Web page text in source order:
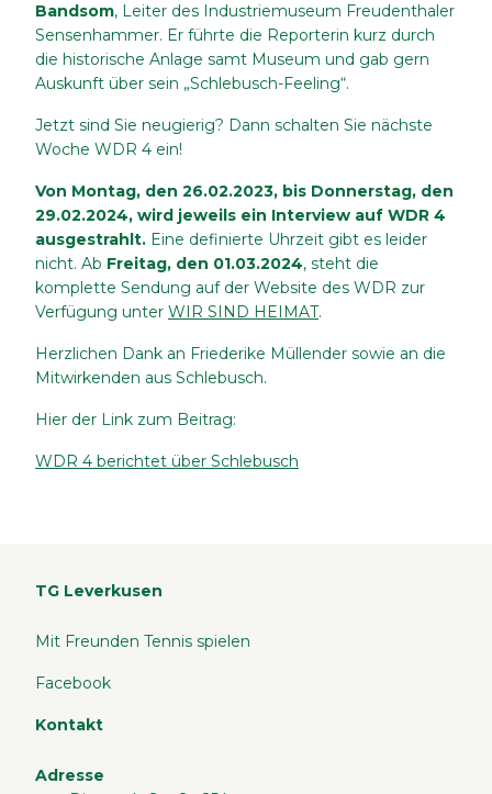
Bandsom, Leiter des Industriemuseum Freudenthaler
Sensenhammer. Er führte die Reporterin kurz durch
die historische Anlage samt Museum und gab gern
Auskunft über sein „Schlebusch-Feeling“.
Jetzt sind Sie neugierig? Dann schalten Sie nächste
Woche WDR 4 ein!
Von Montag, den 26.02.2023, bis Donnerstag, den
29.02.2024, wird jeweils ein Interview auf WDR 4
ausgestrahlt. Eine definierte Uhrzeit gibt es leider
nicht. Ab Freitag, den 01.03.2024, steht die
komplette Sendung auf der Website des WDR zur
Verfügung unter WIR SIND HEIMAT.
Herzlichen Dank an Friederike Müllender sowie an die
Mitwirkenden aus Schlebusch.
Hier der Link zum Beitrag:
WDR 4 berichtet über Schlebusch
TG Leverkusen
Mit Freunden Tennis spielen
Facebook
Kontakt
Adresse